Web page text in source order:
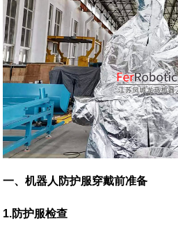
一、机器人防护服穿戴前准备
1.防护服检查